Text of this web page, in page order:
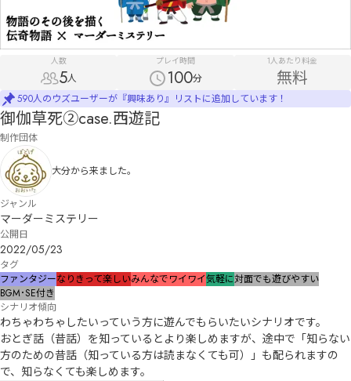
人数
5人
プレイ時間
100分
1人あたり料金
無料
590人のウズユーザーが『興味あり』リストに追加しています！
御伽草死②case.西遊記
制作団体
大分から来ました。
ジャンル
マーダーミステリー
公開日
2022/05/23
タグ
ファンタジーなりきって楽しいみんなでワイワイ気軽に対面でも遊びやすい
BGM･SE付き
シナリオ傾向
わちゃわちゃしたいっていう方に遊んでもらいたいシナリオです。
おとぎ話（昔話）を知っているとより楽しめますが、途中で「知らない
方のための昔話（知っている方は読まなくても可）」も配られますの
で、知らなくても楽しめます。